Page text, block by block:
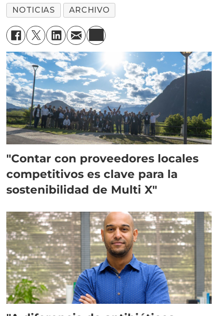
NOTICIAS ARCHIVO
"Contar con proveedores locales
competitivos es clave para la
sostenibilidad de Multi X"